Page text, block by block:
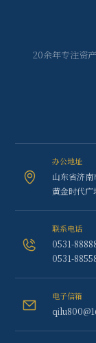
20余年专注资
办公地址
山东省济
黄金时代
联系电话
0531-
0531-
电子信箱